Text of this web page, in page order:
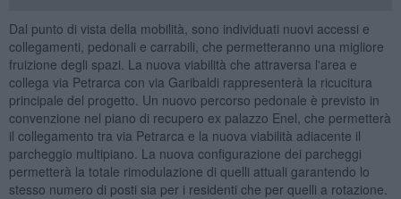
Dal punto di vista della mobilità, sono individuati nuovi accessi e
collegamenti, pedonali e carrabili, che permetteranno una migliore
fruizione degli spazi. La nuova viabilità che attraversa l'area e
collega via Petrarca con via Garibaldi rappresenterà la ricucitura
principale del progetto. Un nuovo percorso pedonale è previsto in
convenzione nel piano di recupero ex palazzo Enel, che permetterà
il collegamento tra via Petrarca e la nuova viabilità adiacente il
parcheggio multipiano. La nuova configurazione dei parcheggi
permetterà la totale rimodulazione di quelli attuali garantendo lo
stesso numero di posti sia per i residenti che per quelli a rotazione.